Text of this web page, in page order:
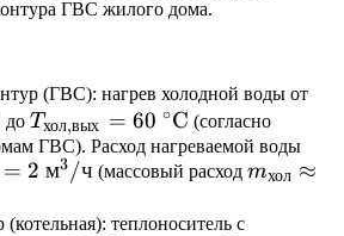
ГВС жилого дома.
(ГВС): нагрев холодной воды от
доT_{\text{хол,вых}}
= 60\text{
}^\circ\text{C}
Tхол,вых = 60 ∘C (согласно
ГВС). Расход нагреваемой воды
\text{ч}
= 2 м3/ч (массовый расходmхол ≈
теплоноситель с